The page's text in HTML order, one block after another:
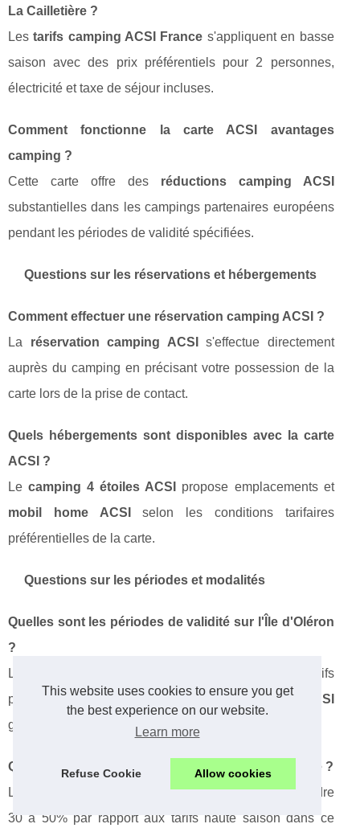
This website uses cookies to ensure you get
the best experience on our website.
Learn more
Refuse Cookie Allow cookies
La Cailletière ?
Lestarifs camping ACSI France s'appliquent en basse
saison avec des prix préférentiels pour 2 personnes,
électricité et taxe de séjour incluses.
Comment fonctionne la carte ACSI avantages
camping ?
Cette carte offre des réductions camping ACSI
substantielles dans les campings partenaires européens
pendant les périodes de validité spécifiées.
Questions sur les réservations et hébergements
Comment effectuer une réservation camping ACSI ?
La réservation camping ACSI
s'effectue directement
auprès du camping en précisant votre possession de la
carte lors de la prise de contact.
Quels hébergements sont disponibles avec la carte
ACSI ?
Lecamping 4 étoiles ACSI
propose emplacements et
mobil home ACSI
selon les conditions tarifaires
préférentielles de la carte.
Questions sur les périodes et modalités
Quelles sont les périodes de validité sur l'Île d'Oléron
?
Le
applique les tarifs
préférentiels encamping basse saison ACSI
généralement de mai à juin et septembre.
Quelles économies peut-on réaliser avec cette carte ?
Les
économies vacances campingpeuvent atteindre
30 à 50% par rapport aux tarifs haute saison dans ce